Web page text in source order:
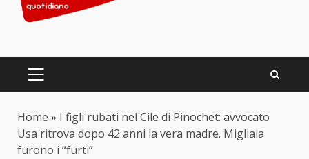
PRIMARY
Home » I figli rubati nel Cile di Pinochet: avvocato
Usa ritrova dopo 42 anni la vera madre. Migliaia
furono i “furti”